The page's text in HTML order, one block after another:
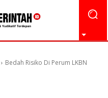
Bedah Risiko Di Perum LKBN